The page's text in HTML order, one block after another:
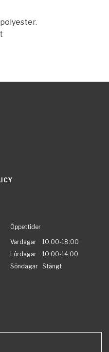
Öppettider
Vardagar 10:00-18:00
Lördagar 10:00-14:00
Söndagar Stängt